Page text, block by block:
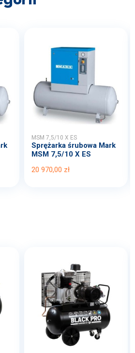
MSM 7,5/10 X ES
Sprężarka śrubowa Mark
MSM 7,5/10 X ES
20 970,00 zł